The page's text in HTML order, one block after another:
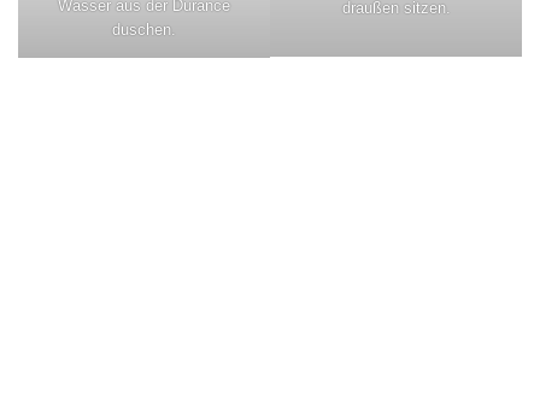
Wasser aus der Durance
duschen.
draußen sitzen.